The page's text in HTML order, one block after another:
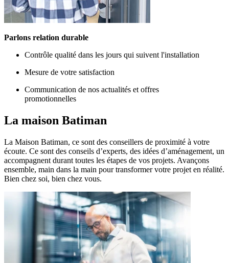
Parlons relation durable
Contrôle qualité dans les jours qui suivent l'installation
Mesure de votre satisfaction
Communication de nos actualités et offres
promotionnelles
La maison Batiman
La Maison Batiman, ce sont des conseillers de proximité à votre
écoute. Ce sont des conseils d’experts, des idées d’aménagement, un
accompagnent durant toutes les étapes de vos projets. Avançons
ensemble, main dans la main pour transformer votre projet en réalité.
Bien chez soi, bien chez vous.